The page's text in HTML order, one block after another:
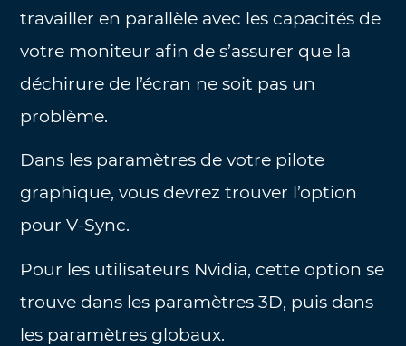
travailler en parallèle avec les capacités de
votre moniteur afin de s’assurer que la
déchirure de l’écran ne soit pas un
problème.
Dans les paramètres de votre pilote
graphique, vous devrez trouver l’option
pour V-Sync.
Pour les utilisateurs Nvidia, cette option se
trouve dans les paramètres 3D, puis dans
les paramètres globaux.